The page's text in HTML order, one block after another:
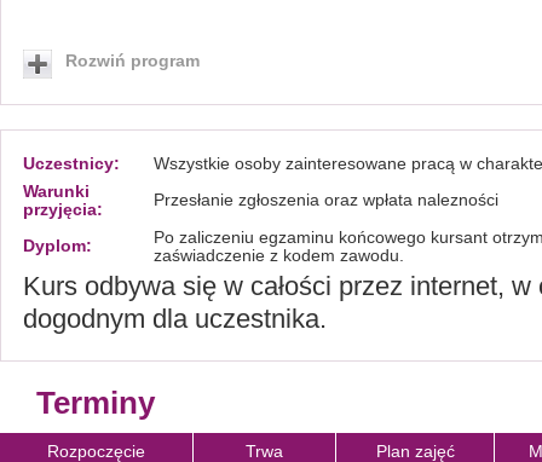
Rozwiń program
Uczestnicy:
Wszystkie osoby zainteresowane pracą w
Warunki
przyjęcia:
Przesłanie zgłoszenia oraz wpłata nalezności
Dyplom:
Po zaliczeniu egzaminu końcowego kursant
zaświadczenie z kodem zawodu.
Kurs odbywa się w całości przez internet,
dogodnym dla uczestnika.
Terminy
Rozpoczęcie Trwa Plan zajęć